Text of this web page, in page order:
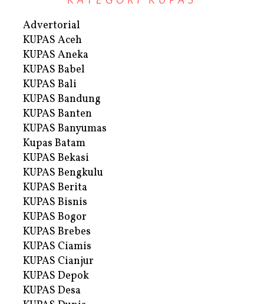
Advertorial
KUPAS Aceh
KUPAS Aneka
KUPAS Babel
KUPAS Bali
KUPAS Bandung
KUPAS Banten
KUPAS Banyumas
Kupas Batam
KUPAS Bekasi
KUPAS Bengkulu
KUPAS Berita
KUPAS Bisnis
KUPAS Bogor
KUPAS Brebes
KUPAS Ciamis
KUPAS Cianjur
KUPAS Depok
KUPAS Desa